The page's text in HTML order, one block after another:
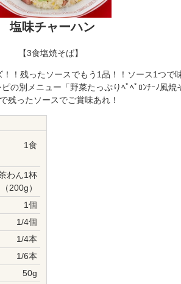
塩味チャーハン
【3食塩焼そば】
！！残ったソースでもう1品！！ソース1つで
の別メニュー「野菜たっぷりﾍﾟﾍﾟﾛﾝﾁｰﾉ風焼
残ったソースでご賞味あれ！
1食
わん1杯
（200g）
1個
1/4個
1/4本
1/6本
50g